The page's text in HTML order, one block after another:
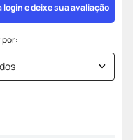
login e deixe sua avaliação